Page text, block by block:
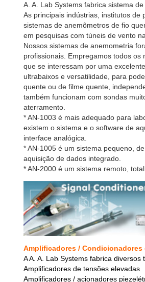
A. A. Lab Systems fabrica sistema
As principais indústrias, institutos de
sistemas de anemômetros de fio
em pesquisas com túneis de vento
Nossos sistemas de anemometria
profissionais. Empregamos todos
que se interessam por uma
ultrabaixos e versatilidade, para
quente ou de filme quente,
também funcionam com sondas
aterramento.
* AN-1003 é mais adequado para
existem o sistema e o software de
interface analógica.
* AN-1005 é um sistema pequeno,
aquisição de dados integrado.
* AN-2000 é um sistema remoto,
Amplificadores / Condicionadores
A A. A. Lab Systems fabrica
Amplificadores de tensões elevadas
Amplificadores / acionadores